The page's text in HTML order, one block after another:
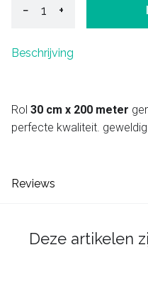
− +
Beschrijving
Rol 30 cm x 200 meter
perfecte kwaliteit.
Reviews
Deze artikelen